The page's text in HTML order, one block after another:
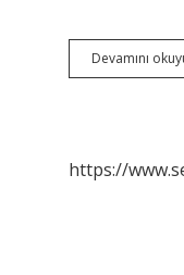
Devamını
https://